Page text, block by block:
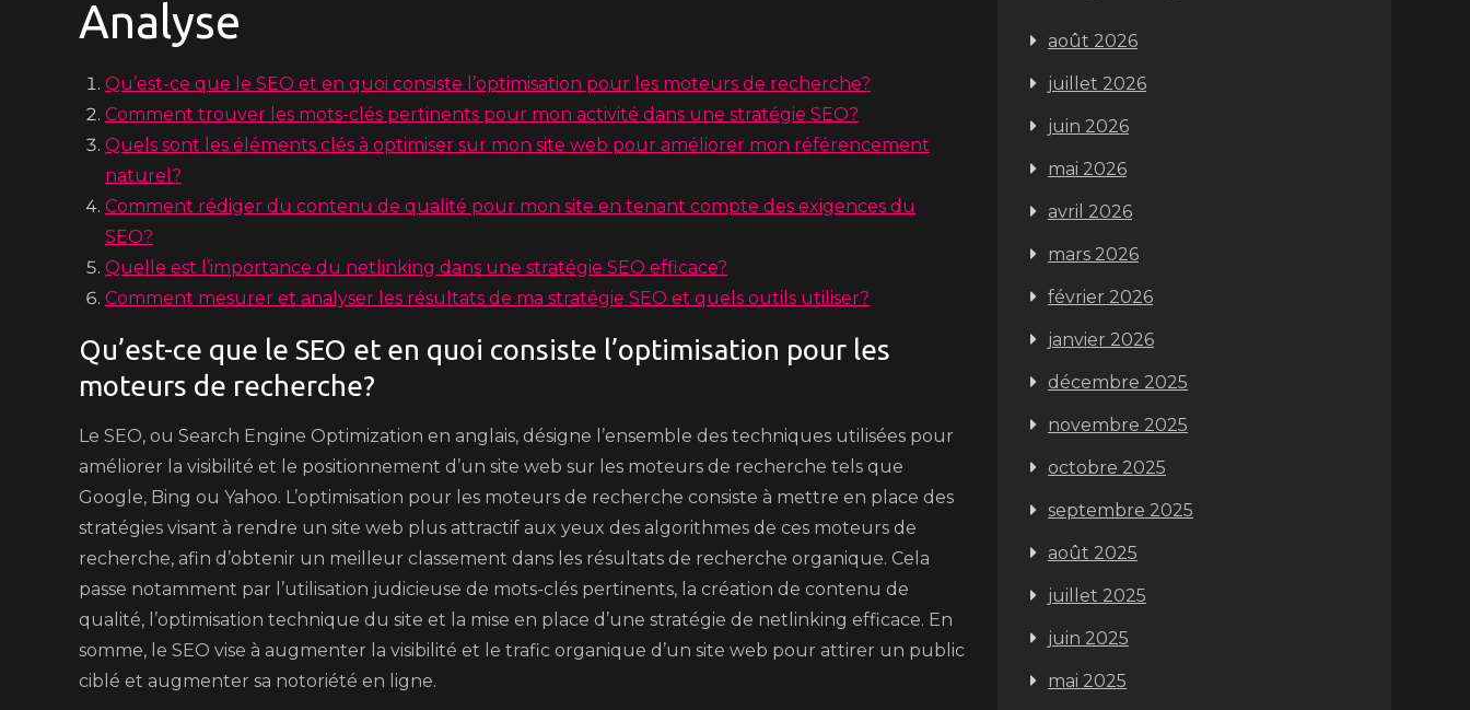
Analyse
Qu’est-ce que le SEO et en quoi consiste l’optimisation pour les moteurs de recherche?
Comment trouver les mots-clés pertinents pour mon activité dans une stratégie SEO?
Quels sont les éléments clés à optimiser sur mon site web pour améliorer mon référencement
naturel?
Comment rédiger du contenu de qualité pour mon site en tenant compte des exigences du
SEO?
Quelle est l’importance du netlinking dans une stratégie SEO efficace?
Comment mesurer et analyser les résultats de ma stratégie SEO et quels outils utiliser?
Qu’est-ce que le SEO et en quoi consiste l’optimisation pour les
moteurs de recherche?
Le SEO, ou Search Engine Optimization en anglais, désigne l’ensemble des techniques utilisées pour
améliorer la visibilité et le positionnement d’un site web sur les moteurs de recherche tels que
Google, Bing ou Yahoo. L’optimisation pour les moteurs de recherche consiste à mettre en place des
stratégies visant à rendre un site web plus attractif aux yeux des algorithmes de ces moteurs de
recherche, afin d’obtenir un meilleur classement dans les résultats de recherche organique. Cela
passe notamment par l’utilisation judicieuse de mots-clés pertinents, la création de contenu de
qualité, l’optimisation technique du site et la mise en place d’une stratégie de netlinking efficace. En
somme, le SEO vise à augmenter la visibilité et le trafic organique d’un site web pour attirer un public
ciblé et augmenter sa notoriété en ligne.
août 2026
juillet 2026
juin 2026
mai 2026
avril 2026
mars 2026
février 2026
janvier 2026
décembre 2025
novembre 2025
octobre 2025
septembre 2025
août 2025
juillet 2025
juin 2025
mai 2025